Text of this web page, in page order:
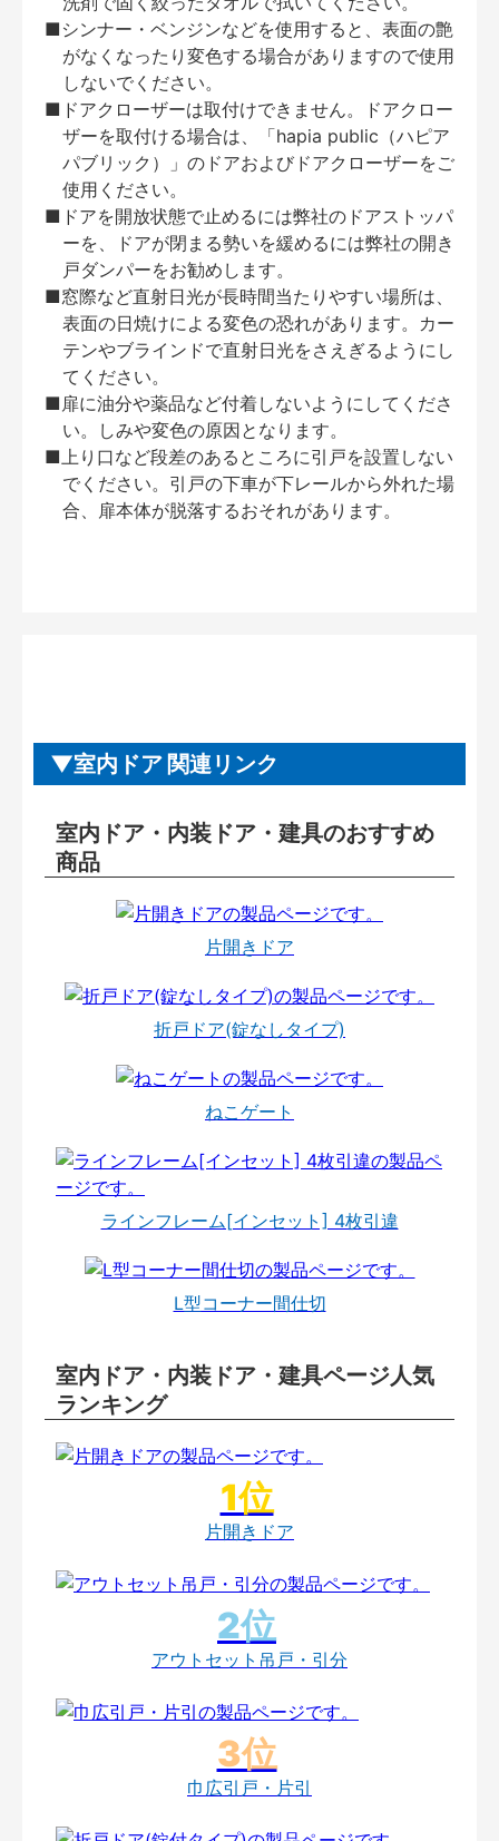
■シンナー・ベンジンなどを使用すると、表面の艶
がなくなったり変色する場合がありますので使用
しないでください。
■ドアクローザーは取付けできません。ドアクロー
ザーを取付ける場合は、「hapia public（ハピア
パブリック）」のドアおよびドアクローザーをご
使用ください。
■ドアを開放状態で止めるには弊社のドアストッパ
ーを、ドアが閉まる勢いを緩めるには弊社の開き
戸ダンパーをお勧めします。
■窓際など直射日光が長時間当たりやすい場所は、
表面の日焼けによる変色の恐れがあります。カー
テンやブラインドで直射日光をさえぎるようにし
てください。
■扉に油分や薬品など付着しないようにしてくださ
い。しみや変色の原因となります。
■上り口など段差のあるところに引戸を設置しない
でください。引戸の下車が下レールから外れた場
合、扉本体が脱落するおそれがあります。
室内ドア 関連リンク
室内ドア・内装ドア・建具のおすすめ
商品
片開きドア
折戸ドア(錠なしタイプ)
ねこゲート
ラインフレーム[インセット] 4枚引違
L型コーナー間仕切
室内ドア・内装ドア・建具ページ人気
ランキング
片開きドア
アウトセット吊戸・引分
巾広引戸・片引